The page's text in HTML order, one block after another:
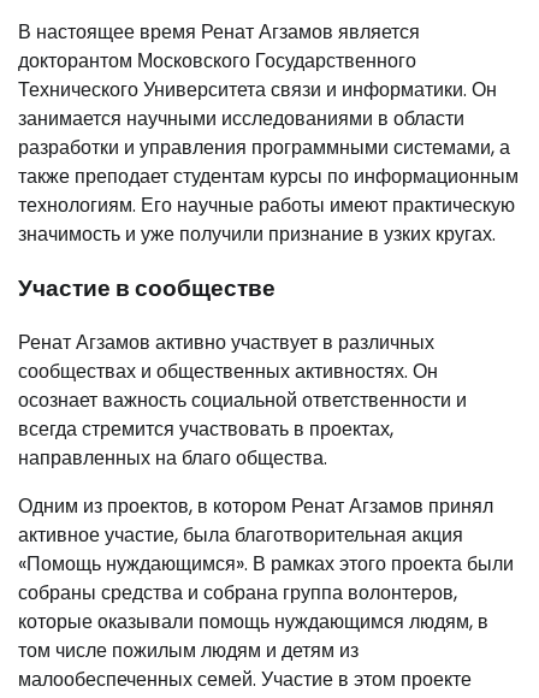
В настоящее время Ренат Агзамов является
докторантом Московского Государственного
Технического Университета связи и информатики. Он
занимается научными исследованиями в области
разработки и управления программными системами, а
также преподает студентам курсы по информационным
технологиям. Его научные работы имеют практическую
значимость и уже получили признание в узких кругах.
Участие в сообществе
Ренат Агзамов активно участвует в различных
сообществах и общественных активностях. Он
осознает важность социальной ответственности и
всегда стремится участвовать в проектах,
направленных на благо общества.
Одним из проектов, в котором Ренат Агзамов принял
активное участие, была благотворительная акция
«Помощь нуждающимся». В рамках этого проекта были
собраны средства и собрана группа волонтеров,
которые оказывали помощь нуждающимся людям, в
том числе пожилым людям и детям из
малообеспеченных семей. Участие в этом проекте